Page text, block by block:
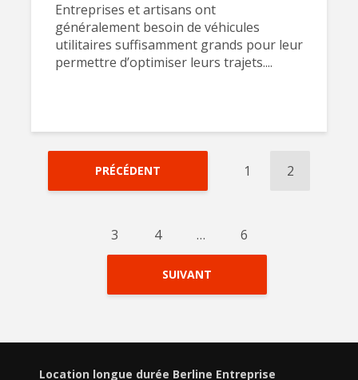
Entreprises et artisans ont
généralement besoin de véhicules
utilitaires suffisamment grands pour leur
permettre d’optimiser leurs trajets....
PRÉCÉDENT 1 2
3 4 … 6
SUIVANT
Location longue durée Berline Entreprise